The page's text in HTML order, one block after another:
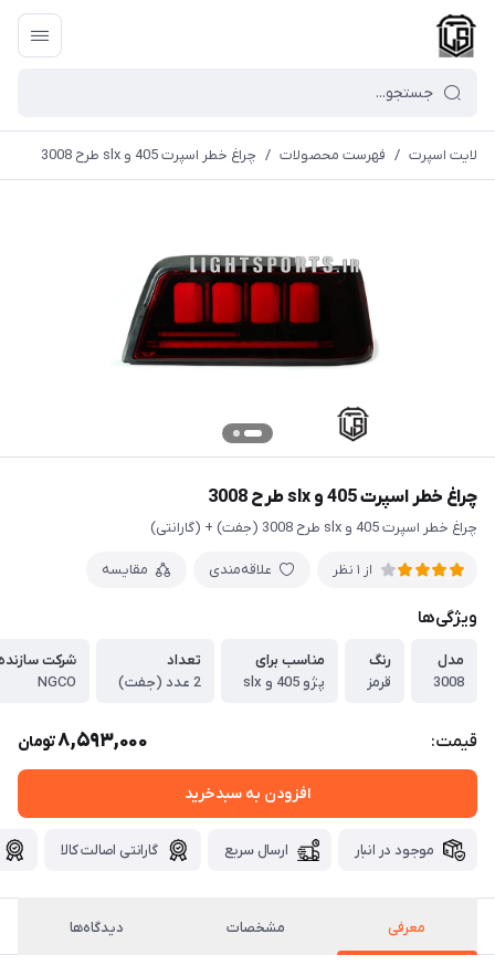
لایت اسپرت / فهرست محصولات / چراغ خطر اسپرت 405 و slx طرح 3008
چراغ خطر اسپرت 405 و slx طرح 3008
چراغ خطر اسپرت 405 و slx طرح 3008 (جفت) + (گارانتی)
از 1 نظر علاقه‌مندی مقایسه
ویژگی‌ها
مدل
3008
رنگ
قرمز
مناسب برای
پژو 405 و slx
تعداد
2 عدد (جفت)
شرکت
NGCO
قیمت: 8,593,000تومان
افزودن به سبدخرید
موجود در انبار ارسال سریع گارانتی اصالت کالا
معرفی مشخصات دیدگاه‌ها